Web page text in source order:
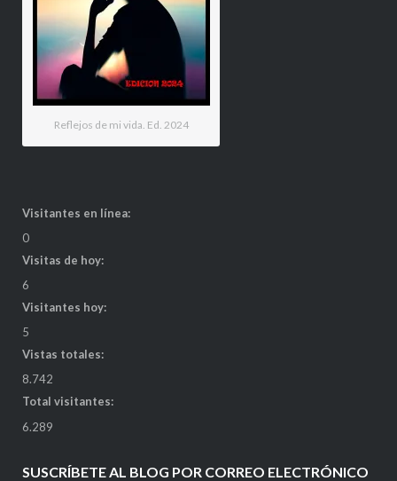
Reflejos de mi vida. Ed. 2024
Visitantes en línea:
0
Visitas de hoy:
6
Visitantes hoy:
5
Vistas totales:
8.742
Total visitantes:
6.289
SUSCRÍBETE AL BLOG POR CORREO ELECTRÓNICO